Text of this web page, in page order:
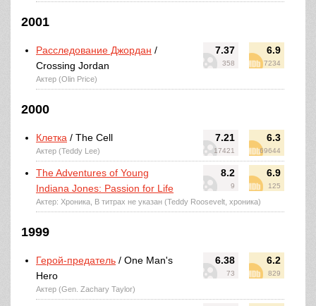
2001
7.37
358
6.9
7234
Расследование Джордан /
Crossing Jordan
Актер (Olin Price)
2000
7.21
17421
6.3
69644
Клетка / The Cell
Актер (Teddy Lee)
8.2
9
6.9
125
The Adventures of Young
Indiana Jones: Passion for Life
Актер: Хроника, В титрах не указан (Teddy Roosevelt, хроника)
1999
6.38
73
6.2
829
Герой-предатель / One Man's
Hero
Актер (Gen. Zachary Taylor)